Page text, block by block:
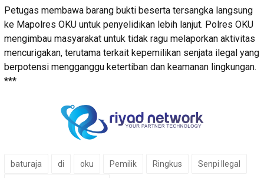
Petugas membawa barang bukti beserta tersangka langsung
ke Mapolres OKU untuk penyelidikan lebih lanjut. Polres OKU
mengimbau masyarakat untuk tidak ragu melaporkan aktivitas
mencurigakan, terutama terkait kepemilikan senjata ilegal yang
berpotensi mengganggu ketertiban dan keamanan lingkungan.
***
baturaja di oku Pemilik Ringkus Senpi Ilegal